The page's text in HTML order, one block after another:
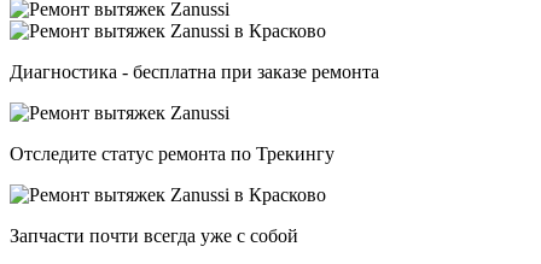
Диагностика - бесплатна при заказе ремонта
Отследите статус ремонта по Трекингу
Запчасти почти всегда уже с собой